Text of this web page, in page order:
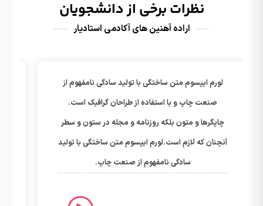
نظرات برخی از دانشجویان
اراده آهنین های آکادمی استادیار
لورم ایپسوم متن ساختگی با تولید سادگی نامفهوم از
صنعت چاپ و با استفاده از طراحان گرافیک است.
چاپگرها و متون بلکه روزنامه و مجله در ستون و سطر
آنچنان که لازم است.لورم ایپسوم متن ساختگی با تولید
سادگی نامفهوم از صنعت چاپ.